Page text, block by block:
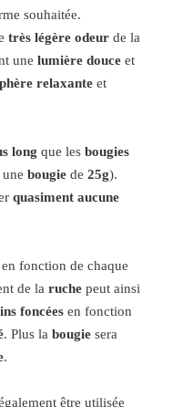
souhaitée.
très légère odeur de la
une lumière douce et
relaxante et
long que les bougies
unebougie de25g).
quasiment aucune
fonction de chaque
de laruche peut ainsi
foncées en fonction
. Plus la bougie sera
.
être utilisée